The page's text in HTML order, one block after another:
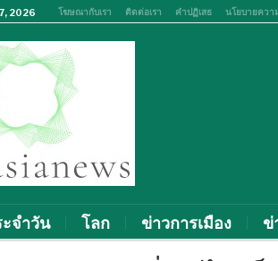
7, 2026 โฆษณากับเรา ติดต่อเรา คำปฏิเสธ นโยบายควา
จำวัน โลก ข่าวการเมือง ข่